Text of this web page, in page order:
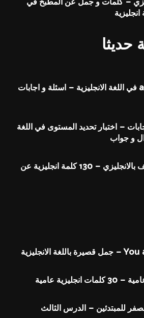
حديثا
تمارين على a an the في اللغة الانجليزية – اسئلة و اجابات
– اختبار تحديد المستوى في اللغة
اسماء المهن والوظائف بالانجليزي – 130 كلمة انجليزية عن
عامية
للمبتدئين – الدرس الثالث